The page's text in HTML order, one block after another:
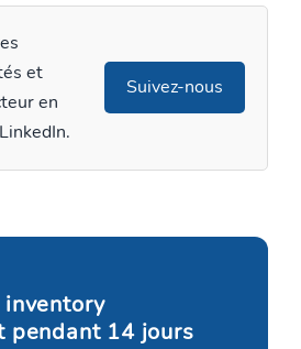
et
en
Suivez-nous
inventory
pendant 14 jours